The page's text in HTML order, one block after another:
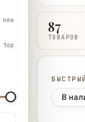
87
ТОВАРОВ
В
new
top